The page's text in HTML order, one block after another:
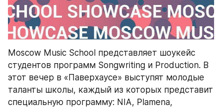
Moscow Music School представляет шоукейс
студентов программ Songwriting и Production. В
этот вечер в «Паверхаусе» выступят молодые
таланты школы, каждый из которых представит
специальную программу: NIA, Plamena,